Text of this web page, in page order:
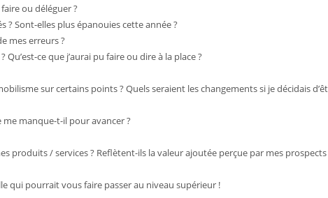
ou déléguer ?
? Sont-elles plus épanouies cette année ?
mes erreurs ?
Qu’est-ce que j’aurai pu faire ou dire à la place ?
sur certains points ? Quels seraient les changements si je décidais
manque-t-il pour avancer ?
produits / services ? Reflètent-ils la valeur ajoutée perçue par mes
qui pourrait vous faire passer au niveau supérieur !